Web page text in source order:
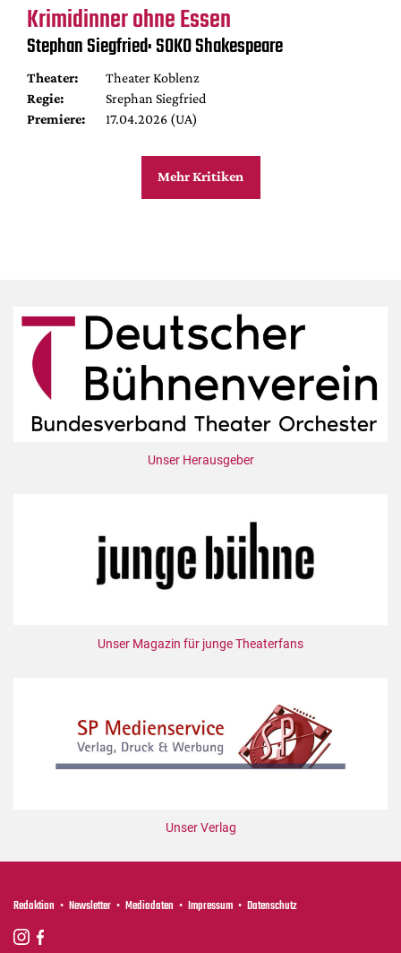
Krimidinner ohne Essen
Stephan Siegfried: SOKO Shakespeare
Theater:
Theater Koblenz
Regie:
Srephan Siegfried
Premiere:
17.04.2026 (UA)
Mehr Kritiken
Unser Herausgeber
Unser Magazin für junge Theaterfans
Unser Verlag
Redaktion Newsletter Mediadaten Impressum Datenschutz